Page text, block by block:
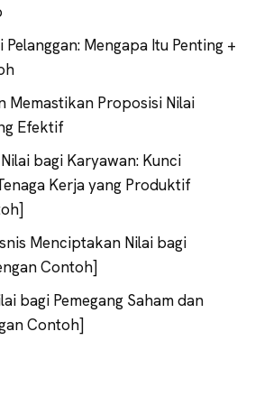
Pelanggan: Mengapa Itu Penting +
Memastikan Proposisi Nilai
Efektif
bagi Karyawan: Kunci
Kerja yang Produktif
Menciptakan Nilai bagi
Contoh]
bagi Pemegang Saham dan
Contoh]